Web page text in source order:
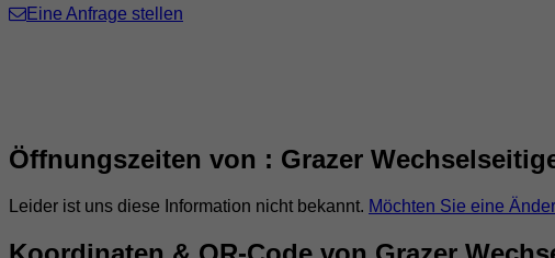
Eine Anfrage stellen
Öffnungszeiten von : Grazer
Leider ist uns diese Information nicht bekannt. Möchten Sie eine